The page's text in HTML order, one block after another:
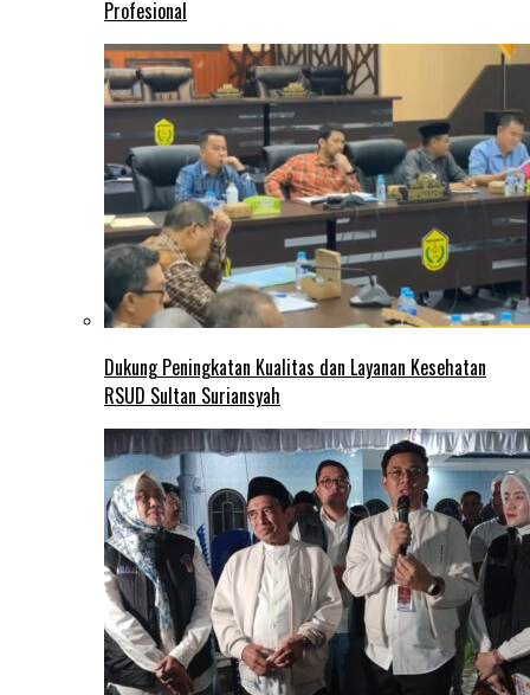
Profesional
Dukung Peningkatan Kualitas dan Layanan Kesehatan
RSUD Sultan Suriansyah